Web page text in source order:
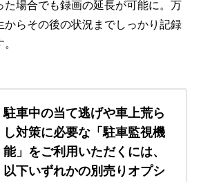
た場合でも録画の延長が可能に。万
からその後の状況までしっかり記録
駐車中の当て逃げや車上荒ら
し対策に必要な「駐車監視機
能」をご利用いただくには、
以下いずれかの別売りオプシ